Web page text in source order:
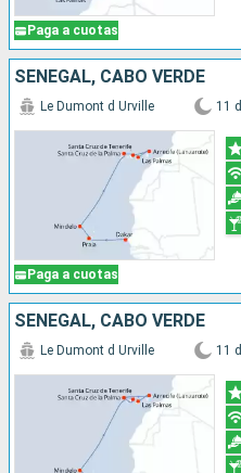
Paga a cuotas
SENEGAL, CABO VERDE
Paga a cuotas
Le Dumont d Urville 11 d
SENEGAL, CABO VERDE
Le Dumont d Urville 11 d